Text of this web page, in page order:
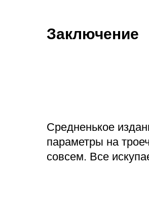
Заключение
Средненькое
параметры на
совсем. Все